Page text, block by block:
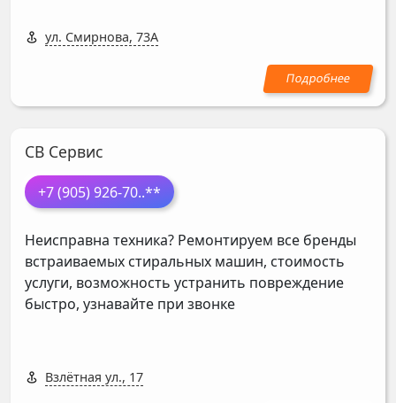
ул. Смирнова, 73А
СВ Сервис
+7 (905) 926-70..**
Неисправна техника? Ремонтируем все бренды
встраиваемых стиральных машин, стоимость
услуги, возможность устранить повреждение
быстро, узнавайте при звонке
Взлётная ул., 17